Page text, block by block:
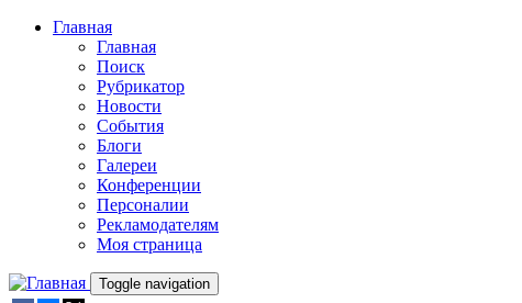
Skip to main content
Главная
Главная
Поиск
Рубрикатор
Новости
События
Блоги
Галереи
Конференции
Персоналии
Рекламодателям
Моя страница
Toggle navigation